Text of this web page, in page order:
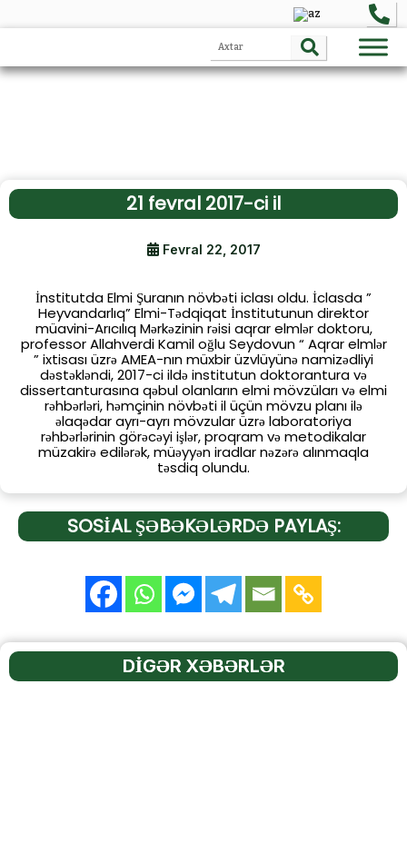
21 fevral 2017-ci il
Fevral 22, 2017
İnstitutda Elmi Şuranın növbəti iclası oldu. İclasda ”
Heyvandarlıq” Elmi-Tədqiqat İnstitutunun direktor
müavini-Arıcılıq Mərkəzinin rəisi aqrar elmlər doktoru,
professor Allahverdi Kamil oğlu Seydovun “ Aqrar elmlər
” ixtisası üzrə AMEA-nın müxbir üzvlüyünə namizədliyi
dəstəkləndi, 2017-ci ildə institutun doktorantura və
dissertanturasına qəbul olanların elmi mövzüları və elmi
rəhbərləri, həmçinin növbəti il üçün mövzu planı ilə
əlaqədar ayrı-ayrı mövzular üzrə laboratoriya
rəhbərlərinin görəcəyi işlər, proqram və metodikalar
müzakirə edilərək, müəyyən iradlar nəzərə alınmaqla
təsdiq olundu.
SOSİAL ŞƏBƏKƏLƏRDƏ PAYLAŞ:
DİGƏR XƏBƏRLƏR